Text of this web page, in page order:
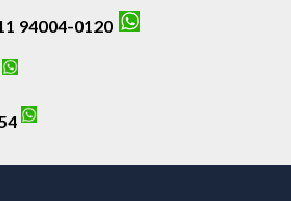
94004-0120